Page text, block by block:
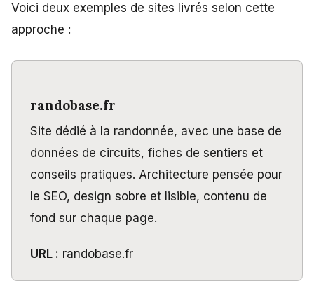
Voici deux exemples de sites livrés selon cette
approche :
randobase.fr
Site dédié à la randonnée, avec une base de
données de circuits, fiches de sentiers et
conseils pratiques. Architecture pensée pour
le SEO, design sobre et lisible, contenu de
fond sur chaque page.
URL : randobase.fr